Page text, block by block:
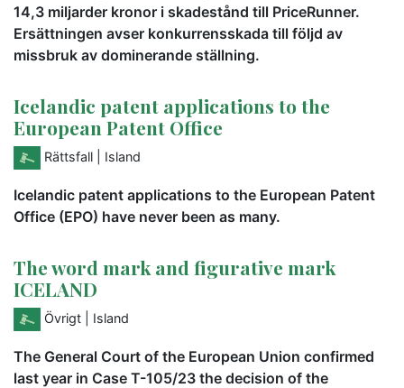
14,3 miljarder kronor i skadestånd till PriceRunner.
Ersättningen avser konkurrensskada till följd av
missbruk av dominerande ställning.
Icelandic patent applications to the
European Patent Office
Rättsfall | Island
Icelandic patent applications to the European Patent
Office (EPO) have never been as many.
The word mark and figurative mark
ICELAND
Övrigt | Island
The General Court of the European Union confirmed
last year in Case T-105/23 the decision of the